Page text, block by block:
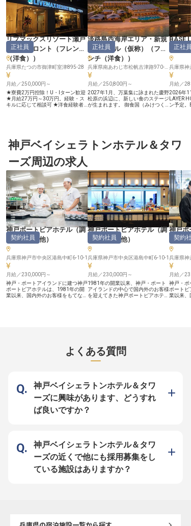
リブマックスリゾート瀬戸
内シーフロント
（フレンチ
（洋食）
）
正社員
兵庫県たつの市御津町室津895-28
月給／250,000円～
★寮費2万円控除！U・Iターン歓迎
★月給27万円～30万円。経験・ス
キルに応じて相談可 ★洋食経験者
を望む全室オーシャンビューのリゾ
ートホテル内洋食レストランで、調
の歴史を持つ港町・室津に位置し、
瀬戸内の新鮮な魚介類を活かした洋
食料理を、ご宿泊のお客様にご提供
する仕事です。調理補助からスター
トし、副料理長・料理長候補までス
テップアップできるキャリアパス。
経験豊富な方は、ご経験に応じてポ
ジション・待遇を柔軟にご相談可能
です。 ＜安定企業ならでは！サポ
ート体制抜群＞ 1998年に不動産仲
介から始め、今ではホテルやマンシ
ョン、飲食と幅広く事業を展開して
いる「リブマックスグループ」。安
定基盤をもつ当社ならではの好待遇
をご用意しています。社員寮は2万
円控除（水道・光熱費のみ自己負
担）！過度な残業を抑制する体制も
力を入れているため、心にゆとりを
持って料理と向き合うことができま
す。幅広いスキルを身に付けて、充
実した昇給・昇格・キャリアアップ
制度で思う存分成長してください！
淡路島西海岸エリア・新規
開業ホテル（仮称）
（フレ
ンチ（洋食）
）
正社員
月給／250,800円～
2027年1月、万葉集に詠まれた慶野
松原の浜辺に、新しい食のステージ
が生まれます。 御食国（みけつく
られない、その日の素材を主役にす
る厨房】 私たちが目指すのは、お
インクルーシブ」の宿。その滞在を
締めくくる最も重要な要素が、あな
たの腕を振るっていただく「オール
デイダイニング」です。朝食、ラン
チ、ティータイム、ディナー、そし
てバータイムまで、時間の移り変わ
りとともに異なる表情を見せるダイ
ニング。決まりきったコース料理だ
けでなく、ゲストの気分やニーズに
寄り添った多彩なメニューを提供し
ます。 【伝統産業・農漁業との連
携体験も。文化として淡路島を語
る】 舞台は、万葉集に詠まれた瀬
戸内海と、目の前に広がる約2.5km
の白砂青松「慶野松原」。 現在、
地元の伝統産業・農漁業と連携した
体験プログラムも計画されており、
当ホテルの料理人は、食を通じて淡
路島の文化を伝える役割も担いま
す。 開業まではグループ内ホテル
で経験を積みながら、開業に備えて
いただきます。 ※経験に応じて、料
206億円・従業員1,894名のグルー
プ基盤
BASE
宮（フ
正社員
月給／
2026年
LAYER
ン予定。
ンのキ
仕込み
レストラ
くる／
ーシェフ
円） ■実
休み／
■ステー
を歓迎／
も歓迎 ■
管理・原
メンバー
まで幅広
じて誰
「将来
い」そん
と考えて
るのでは
割分担
づくりか
のが、新
す。社割
テル）、
神戸ベイシェラトンホテル＆タワ
ーズ周辺の求人
神戸ポートピアホテル（調
理部門その他）
契約社員
兵庫県神戸市中央区港島中町6-10-1
月給／230,000円～
神戸・ポートアイランドに建つ神戸
ポートピアホテルは、1981年の開
業以来、国内外のお客様をもてなし
まで幅広く担当いただきます。上質
な食材とホテルならではのスケール
給与に反映されます。明るくメリハ
リのある職場で、それぞれが目標に
向かって学べる環境です。 【働く
環境のポイント】 ・月給23万円～
35万円、賞与年2回・昇給年1回 ・
年間休日115日／残業は月平均20時
自社施設利用割引、他施設利用制度
など福利厚生も充実
神戸ポートピアホテル（調
理部門その他）
契約社員
兵庫県神戸市中央区港島中町6-10-1
月給／230,000円～
1981年の開業以来、神戸・ポート
アイランドの中心で国内外のお客様
を迎えてきた神戸ポートピアホテ
す。定番料理から季節のフェアま
で、ホテルの食材とスケールを活か
した洋食調理に携われます。 【料
や先輩のもとで技術を着実に伸ばせ
る環境です。資格取得の機会もあ
り、取得した資格は手当として給与
に反映されます。 【働く環境のポ
賞与年2回・昇給年1回 ・年間休日
SDGsゴールドステージ認証 ・自社
施設利用割引、他施設利用制度など
福利厚生も充実
神戸ポ
スト
契約社
兵庫県神
月給／
神戸・ポ
ポート
業以来、
エ・バー
SDGsゴ
施設利用
よくある質問
神戸ベイシェラトンホテル＆タワ
ーズに興味があります、どうすれ
ば良いですか？
神戸ベイシェラトンホテル＆タワ
ーズの近くで他にも採用募集をし
ている施設はありますか？